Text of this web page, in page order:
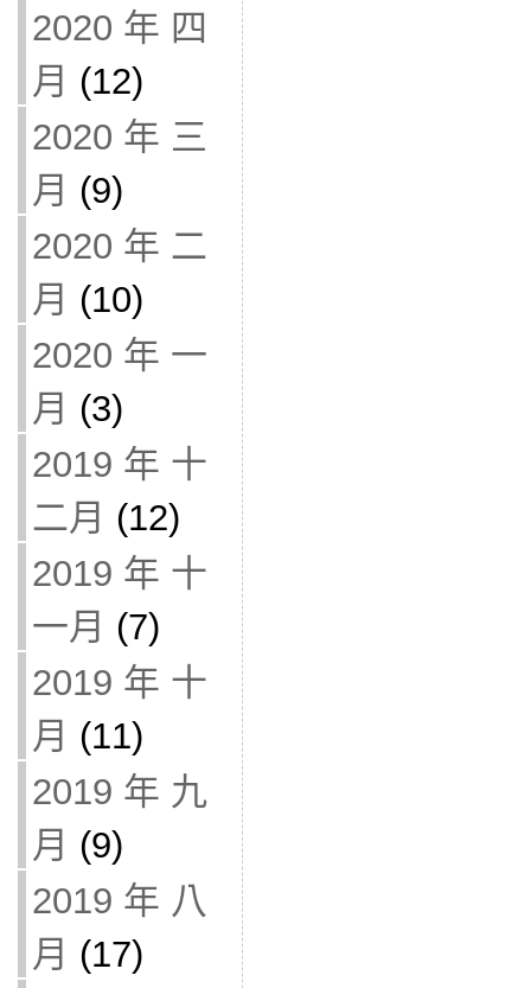
2020 年 四
月 (12)
2020 年 三
月 (9)
2020 年 二
月 (10)
2020 年 一
月 (3)
2019 年 十
二月 (12)
2019 年 十
一月 (7)
2019 年 十
月 (11)
2019 年 九
月 (9)
2019 年 八
月 (17)